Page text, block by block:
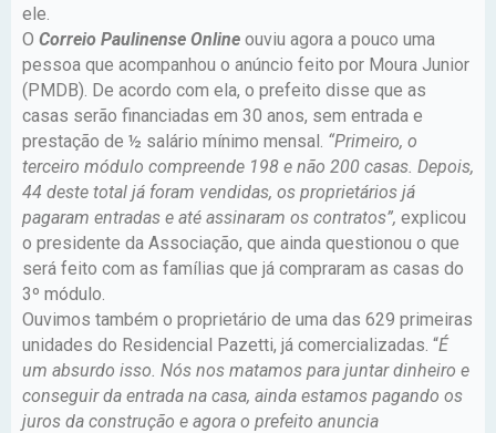
ele.
O Correio Paulinense Online ouviu agora a pouco uma
pessoa que acompanhou o anúncio feito por Moura Junior
(PMDB). De acordo com ela, o prefeito disse que as
casas serão financiadas em 30 anos, sem entrada e
prestação de ½ salário mínimo mensal. “Primeiro, o
terceiro módulo compreende 198 e não 200 casas. Depois,
44 deste total já foram vendidas, os proprietários já
pagaram entradas e até assinaram os contratos”, explicou
o presidente da Associação, que ainda questionou o que
será feito com as famílias que já compraram as casas do
3º módulo.
Ouvimos também o proprietário de uma das 629 primeiras
unidades do Residencial Pazetti, já comercializadas. “É
um absurdo isso. Nós nos matamos para juntar dinheiro e
conseguir da entrada na casa, ainda estamos pagando os
juros da construção e agora o prefeito anuncia